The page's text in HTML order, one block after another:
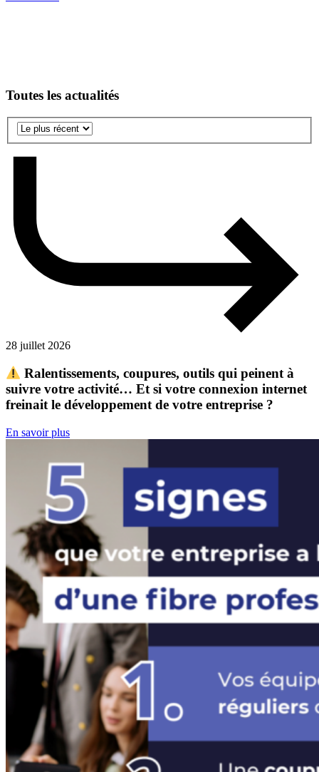
Toutes les actualités
28 juillet 2026
Ralentissements, coupures, outils qui peinent à
suivre votre activité… Et si votre connexion internet
freinait le développement de votre entreprise ?
En savoir plus